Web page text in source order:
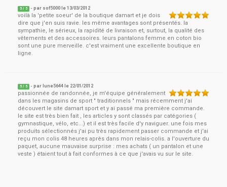
5 / 5 - par sof5000 le13/03/2012
voilà la 'petite soeur' de la boutique damart et je dois
dire que j'en suis ravie. les même avantages sont présentés. la
sympathie, le sérieux, la rapidité de livraison et, surtout, la qualité des
vêtements et des accessoires. leurs pantalons femme en coton bio
sont une pure merveille. c'est vraiment une excellente boutique en
ligne.
5 / 5 - par lune5644 le 22/01/2012
passionnée de randonnée, je m'équipe généralement
dans les magasins de sport " traditionnels " mais récemment j'ai
découvert le site damart sport et y ai passé ma première commande.
le site est très bien fait , les articles y sont classés par catégories (
gymnastique, vélo, etc...) et il est très facile d'y naviguer. une fois mes
produits sélectionnés j'ai pu très rapidement passer commande et j'ai
reçu mon colis 48 heures après dans mon relais-colis. a l'ouverture du
paquet, aucune mauvaise surprise : mes achats ( un pantalon et une
veste ) étaient tout à fait conformes à ce que j'avais vu sur le site.